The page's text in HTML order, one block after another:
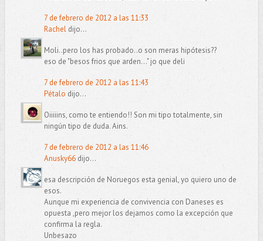
7 de febrero de 2012 a las 11:33
Racheldijo...
Moli..pero los has probado..o son meras hipótesis??
eso de "besos frios que arden..." jo que deli
7 de febrero de 2012 a las 11:43
Pétalo dijo...
Oiiiiins, como te entiendo!! Son mi tipo totalmente, sin
ningún tipo de duda. Ains.
7 de febrero de 2012 a las 11:46
Anusky66dijo...
esa descripción de Noruegos esta genial, yo quiero uno de
esos.
Aunque mi experiencia de convivencia con Daneses es
opuesta ,pero mejor los dejamos como la excepción que
confirma la regla.
Unbesazo